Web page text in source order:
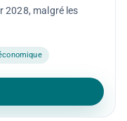
2028, malgré les